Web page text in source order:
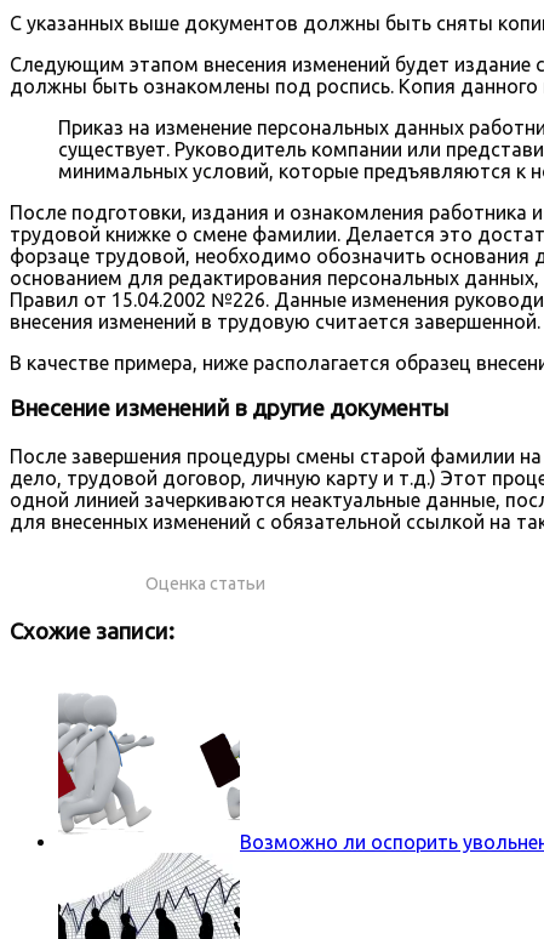
С указанных выше документов должны быть сняты
Следующим этапом внесения изменений будет издание
должны быть ознакомлены под роспись. Копия
Приказ на изменение персональных данных
существует. Руководитель компании или
минимальных условий, которые предъявляются к
После подготовки, издания и ознакомления
трудовой книжке о смене фамилии. Делается это
форзаце трудовой, необходимо обозначить
основанием для редактирования персональных
Правил от 15.04.2002 №226. Данные изменения
внесения изменений в трудовую считается завершенной.
В качестве примера, ниже располагается образец
Внесение изменений в другие документы
После завершения процедуры смены старой фамилии
дело, трудовой договор, личную карту и т.д.) Этот
одной линией зачеркиваются неактуальные данные,
для внесенных изменений с обязательной ссылкой на
Оценка статьи
Схожие записи:
Возможно ли оспорить